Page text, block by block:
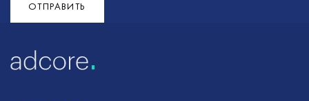
ОТПРАВИТЬ